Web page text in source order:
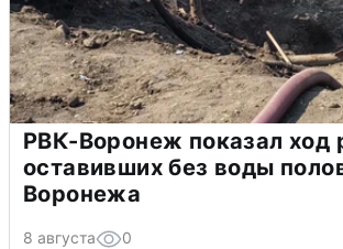
РВК-Воронеж показал ход
оставивших без воды
Воронежа
8 августа 0